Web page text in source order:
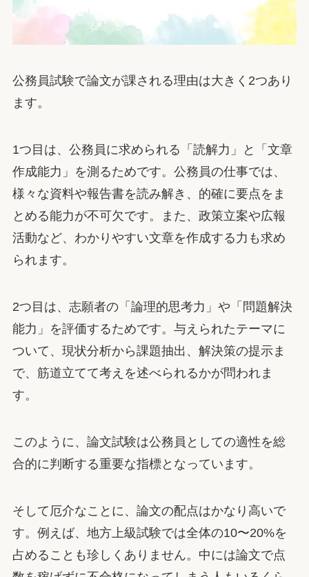
公務員試験で論文が課される理由は大きく2つあり
ます。
1つ目は、公務員に求められる「読解力」と「文章
作成能力」を測るためです。公務員の仕事では、
様々な資料や報告書を読み解き、的確に要点をま
とめる能力が不可欠です。また、政策立案や広報
活動など、わかりやすい文章を作成する力も求め
られます。
2つ目は、志願者の「論理的思考力」や「問題解決
能力」を評価するためです。与えられたテーマに
ついて、現状分析から課題抽出、解決策の提示ま
で、筋道立てて考えを述べられるかが問われま
す。
このように、論文試験は公務員としての適性を総
合的に判断する重要な指標となっています。
そして厄介なことに、論文の配点はかなり高いで
す。例えば、地方上級試験では全体の10〜20%を
占めることも珍しくありません。中には論文で点